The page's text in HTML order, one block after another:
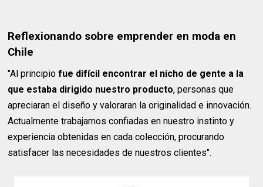
Reflexionando sobre emprender en moda en
Chile
"Al principiofue difícil encontrar el nicho de gente a la
que estaba dirigido nuestro producto, personas que
apreciaran el diseño y valoraran la originalidad e innovación.
Actualmente trabajamos confiadas en nuestro instinto y
experiencia obtenidas en cada colección, procurando
satisfacer las necesidades de nuestros clientes".